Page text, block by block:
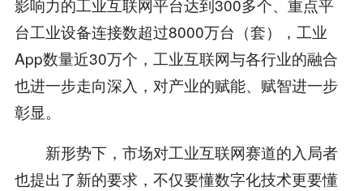
台工业设备连接数超过8000万台（套），工业
App数量近30万个，工业互联网与各行业的融合
也进一步走向深入，对产业的赋能、赋智进一步
彰显。
新形势下，市场对工业互联网赛道的入局者
也提出了新的要求，不仅要懂数字化技术更要懂